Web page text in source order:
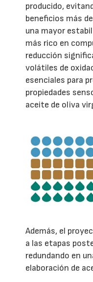
producido,
beneficios más
una mayor
más rico en
reducción
volátiles de
esenciales para
propiedades
aceite de oliva
Además, el
a las etapas
redundando en
elaboración de